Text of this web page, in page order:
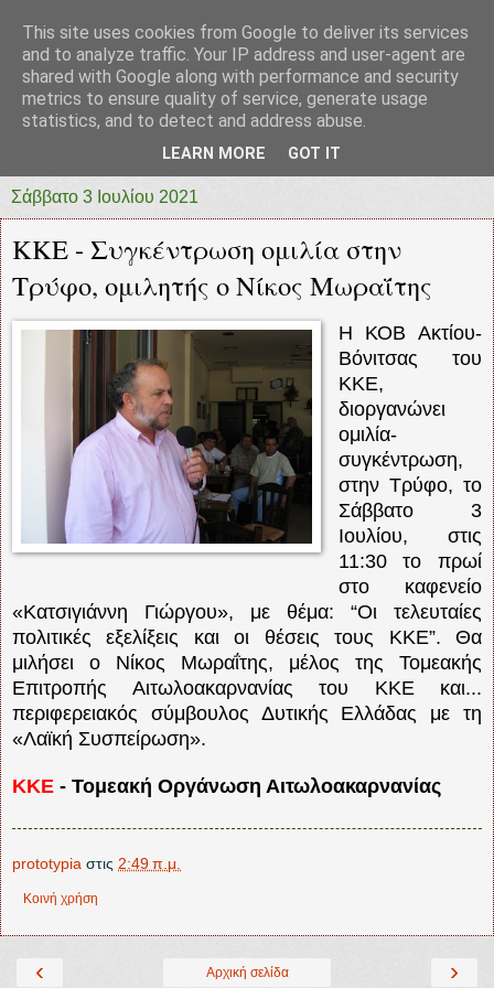
prototypia
"ΠΡΩΤΟΤΥΠΙΑ" * ΑΝΕΞΑΡΤΗΤΗ-ΗΛΕΚΤΡΟΝΙΚΗ-
Σάββατο 3 Ιουλίου 2021
ΚΚΕ - Συγκέντρωση ομιλία στην
Τρύφο, ομιλητής ο Νίκος Μωραΐτης
Η ΚΟΒ Ακτίου-
Βόνιτσας του
ΚΚΕ,
διοργανώνει
ομιλία-
συγκέντρωση,
στην Τρύφο, το
Σάββατο 3
Ιουλίου, στις
11:30 το πρωί
στο καφενείο
«Κατσιγιάννη Γιώργου», με θέμα: “Οι τελευταίες
πολιτικές εξελίξεις και οι θέσεις τους ΚΚΕ”. Θα
μιλήσει ο Νίκος Μωραΐτης, μέλος της Τομεακής
Επιτροπής Αιτωλοακαρνανίας του ΚΚΕ και...
περιφερειακός σύμβουλος Δυτικής Ελλάδας με τη
«Λαϊκή Συσπείρωση».
ΚΚΕ - Τομεακή Οργάνωση Αιτωλοακαρνανίας
prototypia στις 2:49 π.μ.
Κοινή χρήση
‹ ›
Αρχική σελίδα
This site uses cookies from Google to deliver its services
and to analyze traffic. Your IP address and user-agent are
shared with Google along with performance and security
metrics to ensure quality of service, generate usage
statistics, and to detect and address abuse.
LEARN MORE GOT IT